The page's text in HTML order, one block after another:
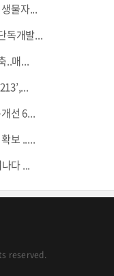
물자...
독개발...
..매...
선 6...
보 .....
다 ...
reserved.